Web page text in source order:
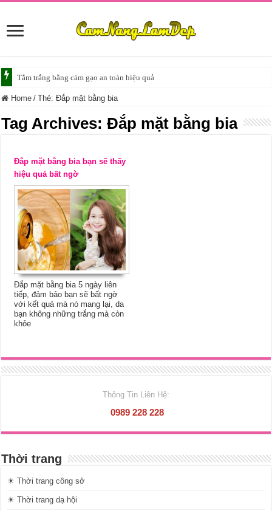
Tắm trắng bằng cám gạo an toàn hiệu quả
Home / Thẻ:Đắp mặt bằng bia
Tag Archives:Đắp mặt bằng bia
Đắp mặt bằng bia bạn sẽ thấy
hiệu quả bất ngờ
Đắp mặt bằng bia 5 ngày liên
tiếp, đảm bảo bạn sẽ bất ngờ
với kết quả mà nó mang lại, da
bạn không những trắng mà còn
khỏe
Thông Tin Liên Hệ:
0989 228 228
Thời trang
☀ Thời trang công sở
☀ Thời trang dạ hội